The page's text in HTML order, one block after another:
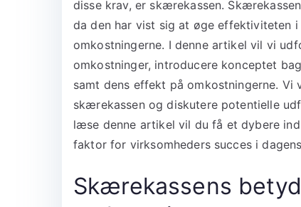
disse krav, er skærekassen.
da den har vist sig at øge effektiviteten
omkostningerne. I denne artikel vil vi
omkostninger, introducere konceptet
samt dens effekt på omkostningerne. Vi
skærekassen og diskutere potentielle
læse denne artikel vil du få et dybere
faktor for virksomheders succes i
Skærekassens